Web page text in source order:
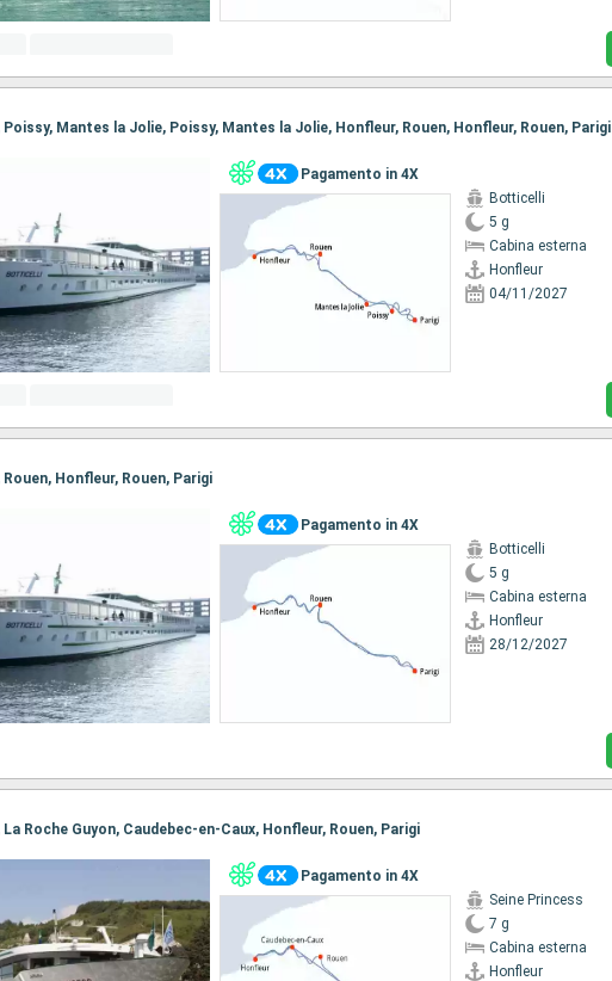
Poissy, Mantes la Jolie, Poissy, Mantes la Jolie, Honfleur, Rouen, Honfleur, Rouen, Parigi
Pagamento in 4X
Botticelli
5 g
Cabina esterna
Honfleur
04/11/2027
Honfleur, Rouen, Parigi
Pagamento in 4X
Botticelli
5 g
Cabina esterna
Honfleur
28/12/2027
Roche Guyon, Caudebec-en-Caux, Honfleur, Rouen, Parigi
Pagamento in 4X
Seine Princess
7 g
Cabina esterna
Honfleur